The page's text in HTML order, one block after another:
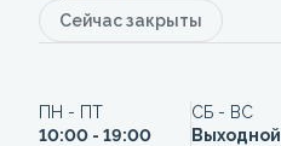
Сейчас закрыты
ПН - ПТ
10:00 - 19:00
СБ - ВС
Выходной